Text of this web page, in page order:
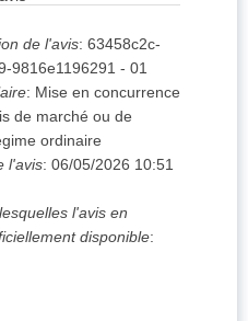
de l'avis: 63458c2c-
9816e1196291 - 01
: Mise en concurrence
de marché ou de
ordinaire
l'avis: 06/05/2026 10:51
l'avis en
disponible: